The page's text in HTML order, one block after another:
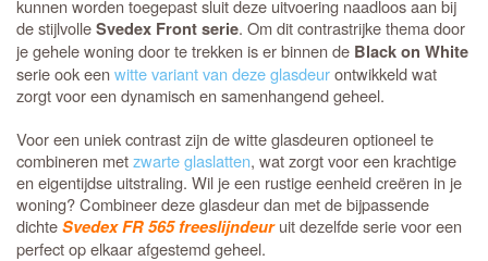
kunnen worden toegepast sluit deze uitvoering naadloos aan bij
de stijlvolleSvedex Front serie. Om dit contrastrijke thema door
je gehele woning door te trekken is er binnen de Black on White
serie ook eenwitte variant van deze glasdeurontwikkeld wat
zorgt voor een dynamisch en samenhangend geheel.
Voor een uniek contrast zijn de witte glasdeuren optioneel te
combineren metzwarte glaslatten, wat zorgt voor een krachtige
en eigentijdse uitstraling. Wil je een rustige eenheid creëren in je
woning? Combineer deze glasdeur dan met de bijpassende
dichteSvedex FR 565 freeslijndeuruit dezelfde serie voor een
perfect op elkaar afgestemd geheel.